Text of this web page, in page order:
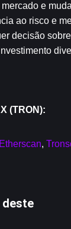
e
ao risco e
decisão
(TRON):
Etherscan,